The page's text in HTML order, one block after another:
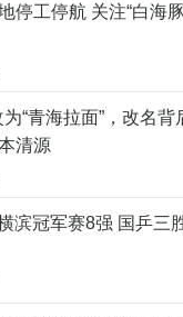
停工停航 关注“白海
为“青海拉面”，改名
清源
滨冠军赛8强 国乒三